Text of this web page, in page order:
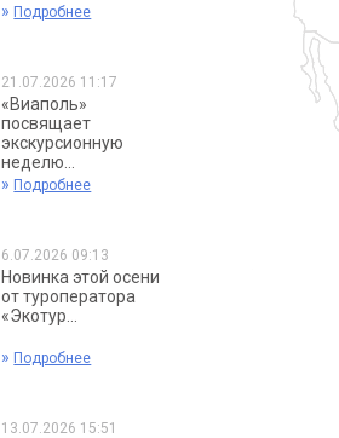
» Подробнее
21.07.2026 11:17
«Виаполь»
посвящает
экскурсионную
неделю...
» Подробнее
6.07.2026 09:13
Новинка этой осени
от туроператора
«Экотур...
» Подробнее
13.07.2026 15:51